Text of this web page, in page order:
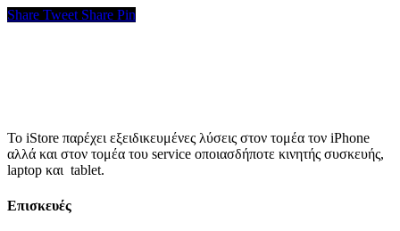
Share Tweet Share Pin
Το iStore παρέχει εξειδικευμένες λύσεις στον τομέα τον iPhone
αλλά και στον τομέα του service οποιασδήποτε κινητής συσκευής,
laptop και tablet.
Επισκευές